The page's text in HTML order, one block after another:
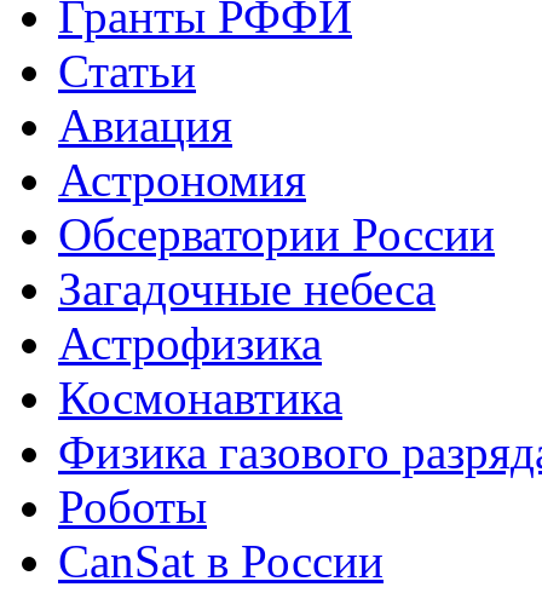
Гранты РФФИ
Статьи
Авиация
Астрономия
Обсерватории России
Загадочные небеса
Астрофизика
Космонавтика
Физика газового
Роботы
CanSat в России